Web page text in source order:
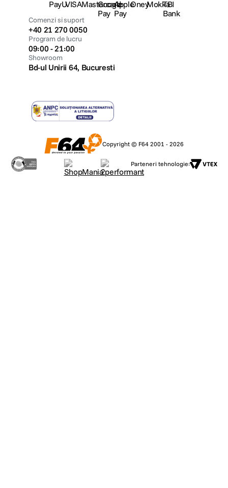
Comenzi si suport
+40 21 270 0050
Program de lucru
09:00 - 21:00
Showroom
Bd-ul Unirii 64, Bucuresti
Copyright © F64 2001 - 2026
Parteneri tehnologie: